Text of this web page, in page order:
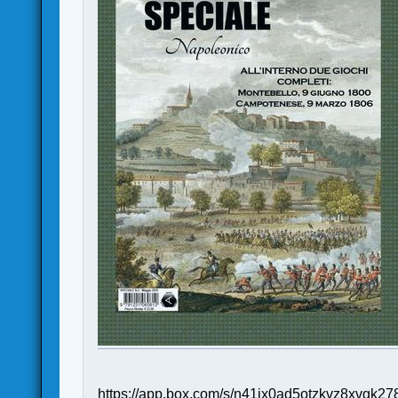
https://app.box.com/s/